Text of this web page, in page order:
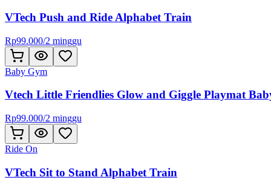
VTech Push and Ride Alphabet Train
Rp99.000/2 minggu
Baby Gym
Vtech Little Friendlies Glow and Giggle Playmat
Rp99.000/2 minggu
Ride On
VTech Sit to Stand Alphabet Train